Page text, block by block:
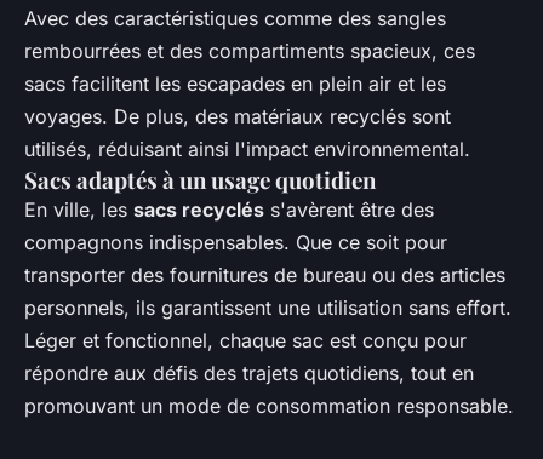
Avec des caractéristiques comme des sangles
rembourrées et des compartiments spacieux, ces
sacs facilitent les escapades en plein air et les
voyages. De plus, des matériaux recyclés sont
utilisés, réduisant ainsi l'impact environnemental.
Sacs adaptés à un usage quotidien
En ville, les sacs recyclés s'avèrent être des
compagnons indispensables. Que ce soit pour
transporter des fournitures de bureau ou des articles
personnels, ils garantissent une utilisation sans effort.
Léger et fonctionnel, chaque sac est conçu pour
répondre aux défis des trajets quotidiens, tout en
promouvant un mode de consommation responsable.